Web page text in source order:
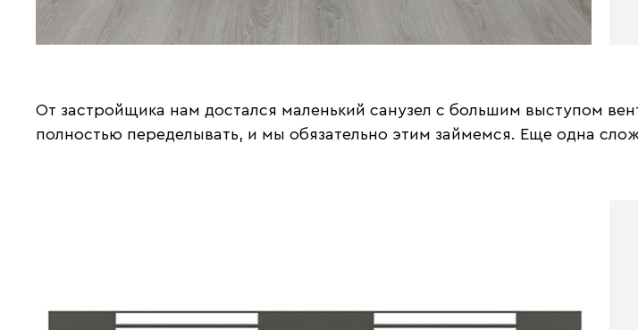
От застройщика нам достался маленький санузел с большим выступом
полностью переделывать, и мы обязательно этим займемся. Еще одна